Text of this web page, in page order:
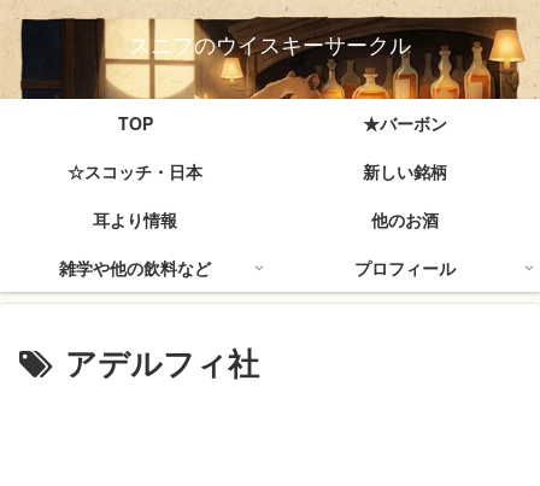
スニフのウイスキーサークル
TOP
★バーボン
☆スコッチ・日本
新しい銘柄
耳より情報
他のお酒
雑学や他の飲料など
プロフィール
アデルフィ社